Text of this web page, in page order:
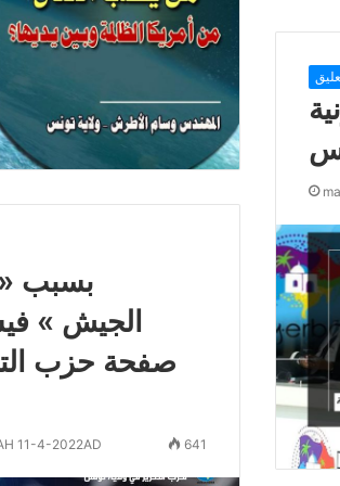
بسبب
الجيش »
صفحة حزب
11-4-2022AD 641